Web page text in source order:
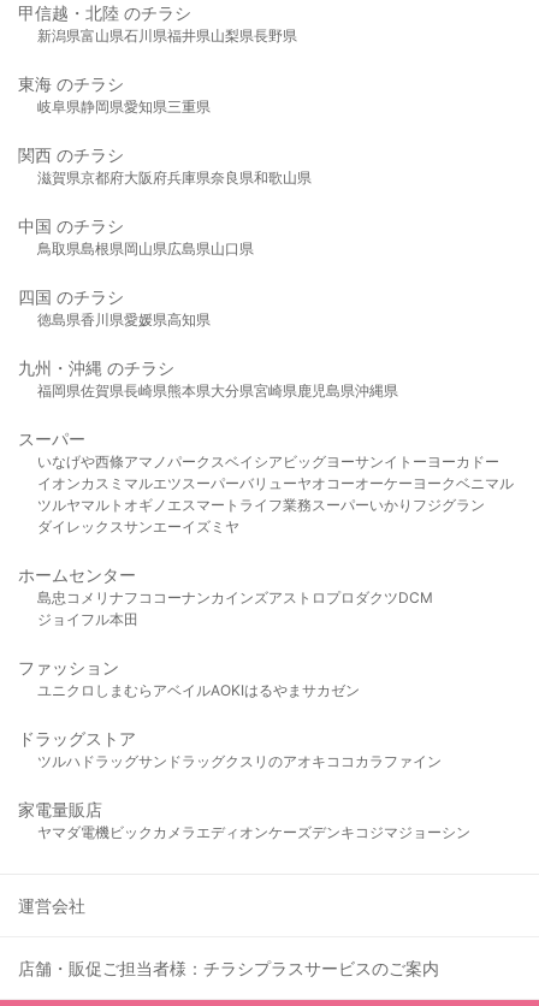
甲信越・北陸 のチラシ
新潟県富山県石川県福井県山梨県長野県
東海 のチラシ
岐阜県静岡県愛知県三重県
関西 のチラシ
滋賀県京都府大阪府兵庫県奈良県和歌山県
中国 のチラシ
鳥取県島根県岡山県広島県山口県
四国 のチラシ
徳島県香川県愛媛県高知県
九州・沖縄 のチラシ
福岡県佐賀県長崎県熊本県大分県宮崎県 鹿児島県沖縄県
スーパー
いなげや西條アマノパークスベイシア ビッグヨーサンイトーヨーカドー
イオンカスミ マルエツ スーパーバリューヤオコーオーケー ヨークベニマル
ツルヤマルト オギノ エスマート ライフ業務スーパーいかり フジグラン
ダイレックスサンエーイズミヤ
ホームセンター
島忠 コメリ ナフコ コーナンカインズアストロプロダクツDCM
ジョイフル本田
ファッション
ユニクロ しまむら アベイルAOKIはるやま サカゼン
ドラッグストア
ツルハドラッグサンドラッグクスリのアオキ ココカラファイン
家電量販店
ヤマダ電機ビックカメラ エディオンケーズデンキ コジマジョーシン
運営会社
店舗・販促ご担当者様：チラシプラスサービスのご案内